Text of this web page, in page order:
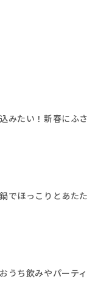
みたい！新春にふさ
でほっこりとあたた
うち飲みやパーティ